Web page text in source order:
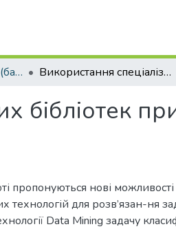
Публікації здобувачів (бакалаврів. магістрів, аспірантів) Використання спеціалізованих бібліотек при розв’язанні задач класифікації і регресії
бібліотек
пропонуються нові можливості
технологій для розв’язан-ня
Data Mining задачу